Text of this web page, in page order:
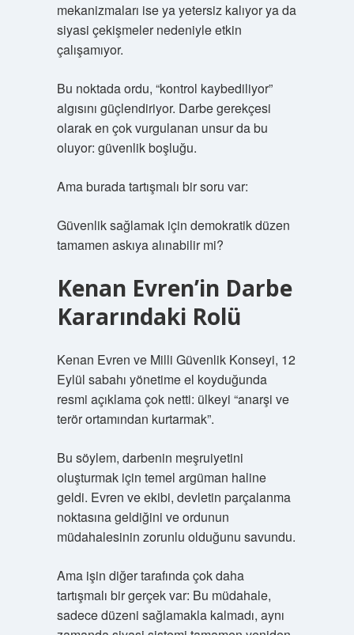
mekanizmaları ise ya yetersiz kalıyor ya da
siyasi çekişmeler nedeniyle etkin
çalışamıyor.
Bu noktada ordu, “kontrol kaybediliyor”
algısını güçlendiriyor. Darbe gerekçesi
olarak en çok vurgulanan unsur da bu
oluyor: güvenlik boşluğu.
Ama burada tartışmalı bir soru var:
Güvenlik sağlamak için demokratik düzen
tamamen askıya alınabilir mi?
Kenan Evren’in Darbe
Kararındaki Rolü
Kenan Evren ve Milli Güvenlik Konseyi, 12
Eylül sabahı yönetime el koyduğunda
resmi açıklama çok netti: ülkeyi “anarşi ve
terör ortamından kurtarmak”.
Bu söylem, darbenin meşruiyetini
oluşturmak için temel argüman haline
geldi. Evren ve ekibi, devletin parçalanma
noktasına geldiğini ve ordunun
müdahalesinin zorunlu olduğunu savundu.
Ama işin diğer tarafında çok daha
tartışmalı bir gerçek var: Bu müdahale,
sadece düzeni sağlamakla kalmadı, aynı